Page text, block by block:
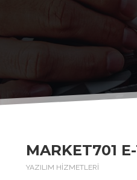
MARKET701
YAZILIM HİZMETLERİ